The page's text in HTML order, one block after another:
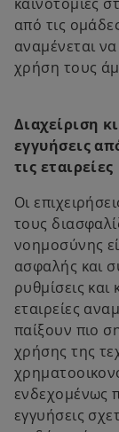
από τις
αναμένεται
χρήση τους
Διαχείριση
εγγυήσεις
τις εταιρείες
Οι
τους
νοημοσύνης
ασφαλής και
ρυθμίσεις
εταιρείες
παίξουν πιο
χρήσης της
ενδεχομένως
εγγυήσεις